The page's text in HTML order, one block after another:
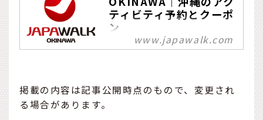
ティビティ予約とクーポ
ン
旅をさらに楽しく！体験、
縄からお届けする予約サイ
www.japawalk.com
掲載の内容は記事公開時点のもので、変更され
る場合があります。